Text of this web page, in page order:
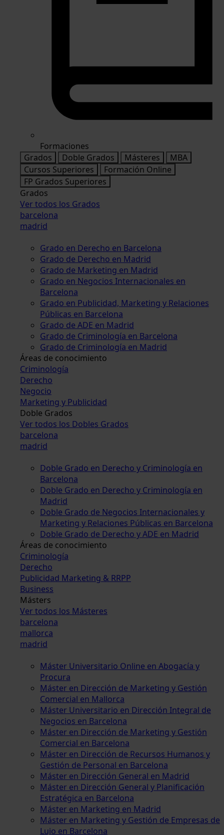
Formaciones
Grados
Doble Grados Másteres
MBA
Cursos Superiores
Formación Online
FP Grados Superiores
Grados
Ver todos los Grados
barcelona
madrid
Grado en Derecho en Barcelona
Grado de Derecho en Madrid
Grado de Marketing en Madrid
Grado en Negocios Internacionales en
Barcelona
Grado en Publicidad, Marketing y Relaciones
Públicas en Barcelona
Grado de ADE en Madrid
Grado de Criminología en Barcelona
Grado de Criminología en Madrid
Áreas de conocimiento
Criminología
Derecho
Negocio
Marketing y Publicidad
Doble Grados
Ver todos los Dobles Grados
barcelona
madrid
Doble Grado en Derecho y Criminología en
Barcelona
Doble Grado en Derecho y Criminología en
Madrid
Doble Grado de Negocios Internacionales y
Marketing y Relaciones Públicas en Barcelona
Doble Grado de Derecho y ADE en Madrid
Áreas de conocimiento
Criminología
Derecho
Publicidad Marketing & RRPP
Business
Másters
Ver todos los Másteres
barcelona
mallorca
madrid
Máster Universitario Online en Abogacía y
Procura
Máster en Dirección de Marketing y Gestión
Comercial en Mallorca
Máster Universitario en Dirección Integral de
Negocios en Barcelona
Máster en Dirección de Marketing y Gestión
Comercial en Barcelona
Máster en Dirección de Recursos Humanos y
Gestión de Personal en Barcelona
Máster en Dirección General en Madrid
Máster en Dirección General y Planificación
Estratégica en Barcelona
Máster en Marketing en Madrid
Máster en Marketing y Gestión de Empresas de
Lujo en Barcelona